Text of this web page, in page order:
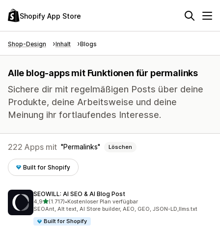
Shopify App Store
Shop-Design Inhalt Blogs
Alle blog-apps mit Funktionen für permalinks
Sichere dir mit regelmäßigen Posts über deine
Produkte, deine Arbeitsweise und deine
Meinung ihr fortlaufendes Interesse.
222 Apps mit Permalinks Löschen
Built for Shopify
SEOWILL: AI SEO & AI Blog Post
4,9von 5 Sternen
(1.717)
1717 Rezensionen insgesamt
•Kostenloser Plan verfügbar
SEOAnt, Alt text, AI Store builder, AEO, GEO, JSON-LD,llms.txt
Built for Shopify